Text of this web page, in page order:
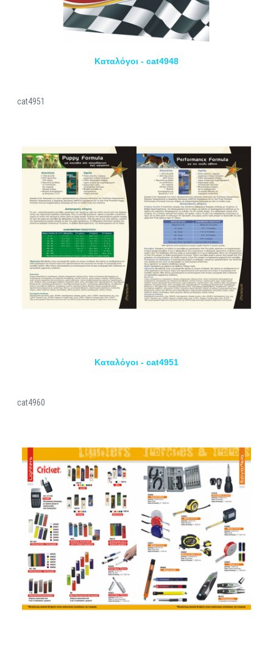
Καταλόγοι - cat4948
cat4951
Καταλόγοι - cat4951
cat4960